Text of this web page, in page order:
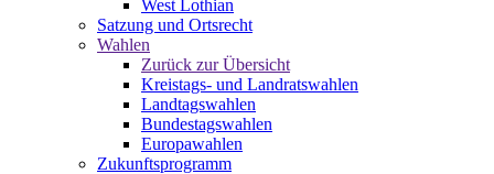
West Lothian
Satzung und Ortsrecht
Wahlen
Zurück zur Übersicht
Kreistags- und Landratswahlen
Landtagswahlen
Bundestagswahlen
Europawahlen
Zukunftsprogramm